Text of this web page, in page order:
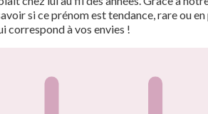
si ce prénom est tendance, rare ou
correspond à vos envies !